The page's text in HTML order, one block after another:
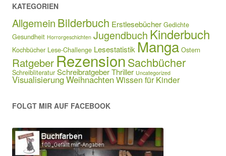
KATEGORIEN
Allgemein Bilderbuch Erstlesebücher Gedichte
Gesundheit Horrorgeschichten Jugendbuch Kinderbuch
Kochbücher Lese-Challenge Lesestatistik Manga Ostern
Ratgeber RezensionSachbücher
Schreibliteratur SchreibratgeberThriller Uncategorized
VisualisierungWeihnachtenWissen für Kinder
FOLGT MIR AUF FACEBOOK